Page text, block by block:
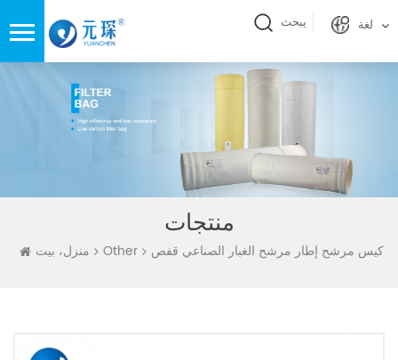
يبحث لغة
منتجات
منزل، بيت Other كيس مرشح إطار مرشح الغبار الصناعي قفص